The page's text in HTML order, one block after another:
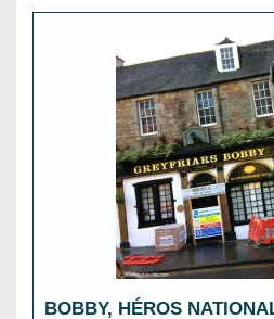
BOBBY, HÉROS